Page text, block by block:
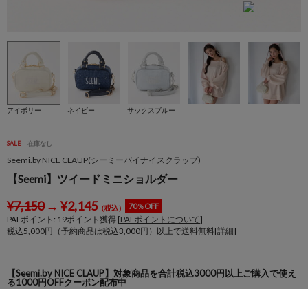
アイボリー ネイビー サックスブルー
SALE 在庫なし
Seemi.by NICE CLAUP(シーミーバイナイスクラップ)
【Seemi】ツイードミニショルダー
¥7,150→ ¥2,145（税込） 70％OFF
PALポイント: 19ポイント獲得 [PALポイントについて]
税込5,000円（予約商品は税込3,000円）以上で送料無料[詳細]
【Seemi.by NICE CLAUP】対象商品を合計税込3000円以上ご購入で使え
る1000円OFFクーポン配布中